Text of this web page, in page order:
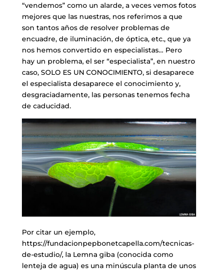
“vendemos” como un alarde, a veces vemos fotos
mejores que las nuestras, nos referimos a que
son tantos años de resolver problemas de
encuadre, de iluminación, de óptica, etc., que ya
nos hemos convertido en especialistas… Pero
hay un problema, el ser “especialista”, en nuestro
caso, SOLO ES UN CONOCIMIENTO, si desaparece
el especialista desaparece el conocimiento y,
desgraciadamente, las personas tenemos fecha
de caducidad.
Por citar un ejemplo,
https://fundacionpepbonetcapella.com/tecnicas-
de-estudio/, la Lemna giba (conocida como
lenteja de agua) es una minúscula planta de unos